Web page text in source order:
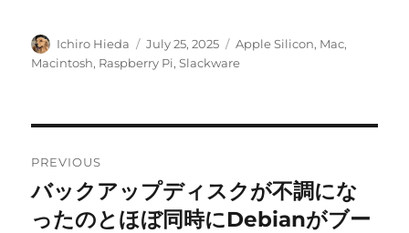
Author
Ichiro Hieda
Posted
on
July 25, 2025 Categories
Apple Silicon, Mac,
Macintosh, Raspberry Pi,Slackware
navigation
PREVIOUS
Previous
post:
バックアップディスクが不調にな
ったのとほぼ同時にDebianがブー